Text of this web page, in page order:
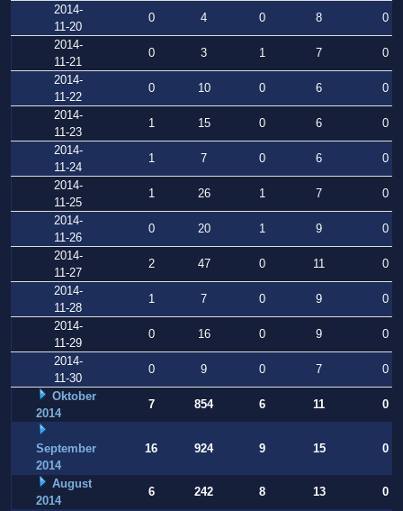
2014-
11-20
0 4 0 8
0
2014-
11-21
0 3 1 7
0
2014-
11-22
0 10 0 6
0
2014-
11-23
1 15 0 6
0
2014-
11-24
1 7 0 6
0
2014-
11-25
1 26 1 7
0
2014-
11-26
0 20 1 9
0
2014-
11-27
2 47 0 11
0
2014-
11-28
1 7 0 9
0
2014-
11-29
0 16 0 9
0
2014-
11-30
0 9 0 7
0
Oktober
2014
7 854 6 11 0
September
2014
16 924 9 15 0
August
2014
6 242 8 13
0